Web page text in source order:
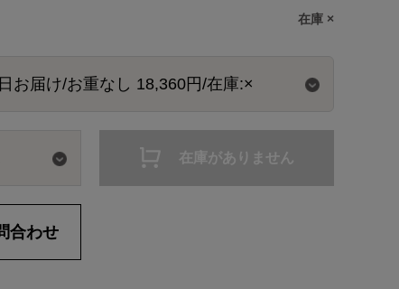
在庫 ×
在庫がありません
合わせ